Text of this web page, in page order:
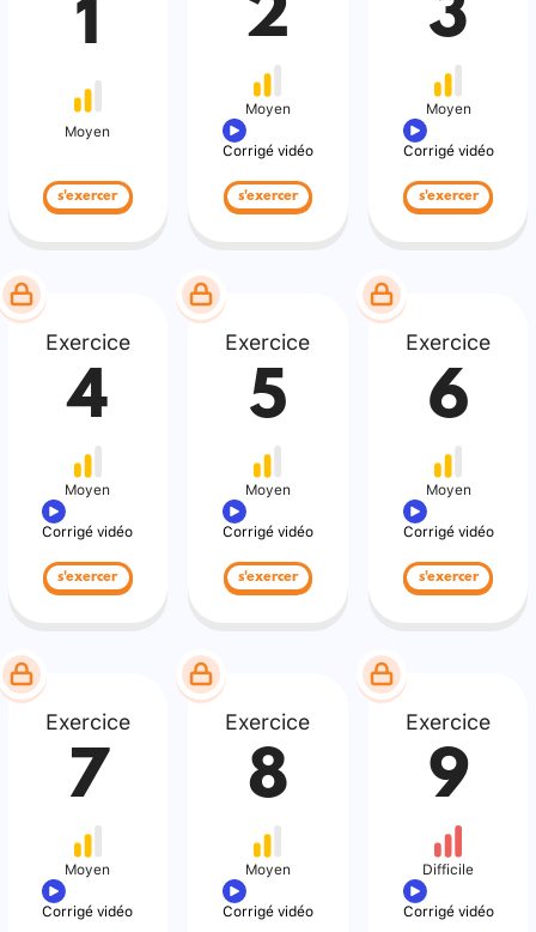
1
Moyen
s'exercer
2
Moyen
Corrigé vidéo
s'exercer
3
Moyen
Corrigé vidéo
s'exercer
Exercice
4
Moyen
Corrigé vidéo
s'exercer
Exercice
5
Moyen
Corrigé vidéo
s'exercer
Exercice
6
Moyen
Corrigé vidéo
s'exercer
Exercice
7
Moyen
Corrigé vidéo
Exercice
8
Moyen
Corrigé vidéo
Exercice
9
Difficile
Corrigé vidéo